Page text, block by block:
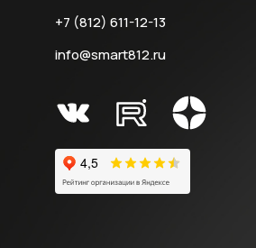
+7 (812) 611-12-13
info@smart812.ru